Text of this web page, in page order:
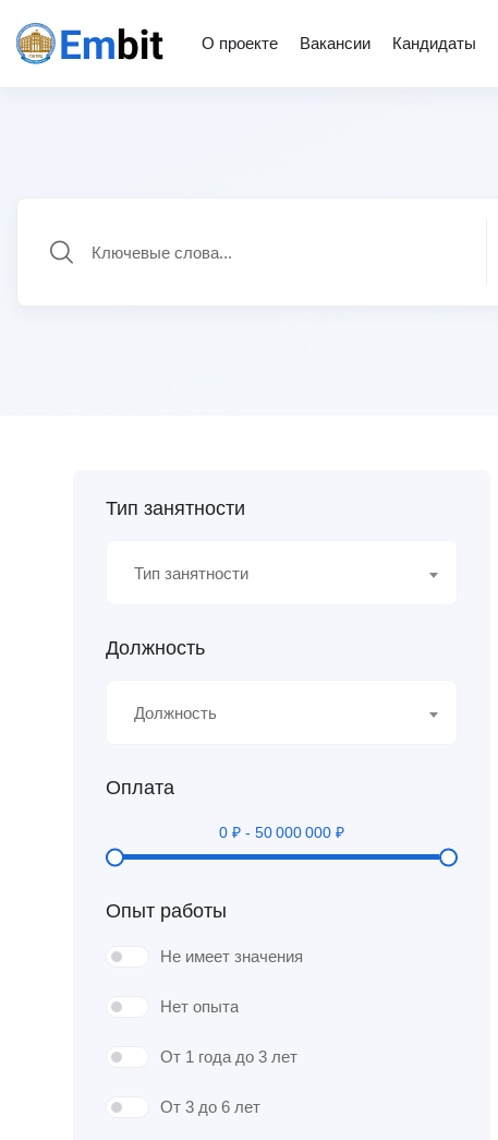
О проекте Вакансии Кандидаты
Тип занятности
Тип занятности
Должность
Должность
Оплата
0 ₽ - 50 000 000 ₽
Опыт работы
Не имеет значения
Нет опыта
От 1 года до 3 лет
От 3 до 6 лет